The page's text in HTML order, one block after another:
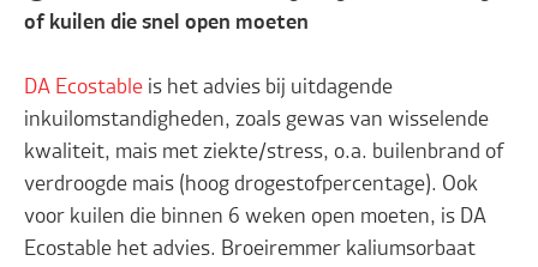
of kuilen die snel open moeten
DA Ecostable is het advies bij uitdagende
inkuilomstandigheden, zoals gewas van wisselende
kwaliteit, mais met ziekte/stress, o.a. builenbrand of
verdroogde mais (hoog drogestofpercentage). Ook
voor kuilen die binnen 6 weken open moeten, is DA
Ecostable het advies. Broeiremmer kaliumsorbaat